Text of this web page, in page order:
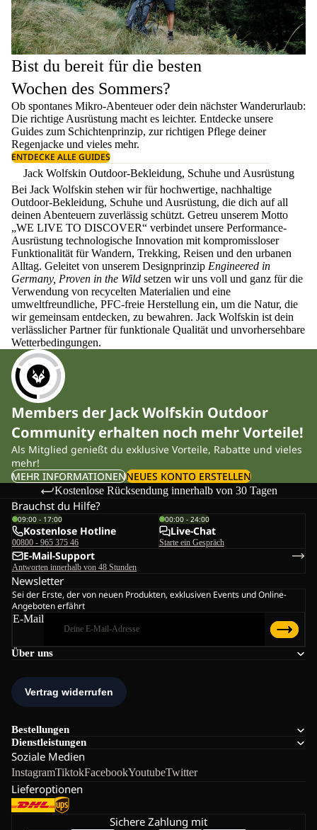
Bist du bereit für die besten
Wochen des Sommers?
Ob spontanes Mikro-Abenteuer oder dein nächster Wanderurlaub:
Die richtige Ausrüstung macht es leichter. Entdecke unsere
Guides zum Schichtenprinzip, zur richtigen Pflege deiner
Regenjacke und vieles mehr.
ENTDECKE ALLE GUIDES
Jack Wolfskin Outdoor-Bekleidung, Schuhe und Ausrüstung
Bei Jack Wolfskin stehen wir für hochwertige, nachhaltige
Outdoor-Bekleidung, Schuhe und Ausrüstung, die dich auf all
deinen Abenteuern zuverlässig schützt. Getreu unserem Motto
„WE LIVE TO DISCOVER“ verbindet unsere Performance-
Ausrüstung technologische Innovation mit kompromissloser
Funktionalität für Wandern, Trekking, Reisen und den urbanen
Alltag. Geleitet von unserem Designprinzip Engineered in
Germany, Proven in the Wild setzen wir uns voll und ganz für die
Verwendung von recycelten Materialien und eine
umweltfreundliche, PFC-freie Herstellung ein, um die Natur, die
wir gemeinsam entdecken, zu bewahren. Jack Wolfskin ist dein
verlässlicher Partner für funktionale Qualität und unvorhersehbare
Wetterbedingungen.
Members der Jack Wolfskin Outdoor
Community erhalten noch mehr Vorteile!
Als Mitglied genießt du exklusive Vorteile, Rabatte und vieles
mehr!
MEHR INFORMATIONENNEUES KONTO ERSTELLEN
Kostenlose Rücksendung innerhalb von 30 Tagen
Über uns
Bestellungen
Dienstleistungen
Soziale Medien
InstagramTiktokFacebookYoutubeTwitter
Lieferoptionen
Brauchst du Hilfe?
09:00 - 17:00
Kostenlose Hotline
00800 - 965 375 46
00:00 - 24:00
Live-Chat
Starte ein Gespräch
E-Mail-Support
Antworten innerhalb von 48 Stunden
Newsletter
Sei der Erste, der von neuen Produkten, exklusiven Events und Online-
Angeboten erfährt
E-Mail
Sichere Zahlung mit